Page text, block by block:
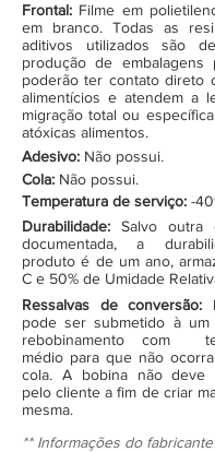
Frontal: Filme em
em branco. Todas as
aditivos utilizados são
produção de embalagens
poderão ter contato direto
alimentícios e atendem a
migração total ou
atóxicas alimentos.
Adesivo: Não possui.
Cola: Não possui.
Temperatura de serviço: -
Durabilidade: Salvo outra
documentada, a
produto é de um ano,
C e 50% de Umidade
Ressalvas de conversão:
pode ser submetido à
rebobinamento com
médio para que não
cola. A bobina não deve
pelo cliente a fim de criar
mesma.
** Informações do fabricante